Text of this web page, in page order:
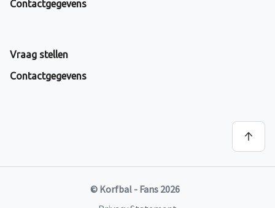
Contactgegevens
Vraag stellen
Contactgegevens
© Korfbal - Fans 2026